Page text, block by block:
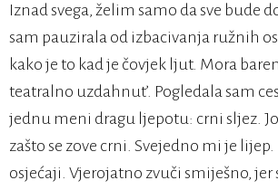
Iznad svega, želim samo da sve bude
sam pauzirala od izbacivanja ružnih
kako je to kad je čovjek ljut. Mora
teatralno uzdahnut’. Pogledala sam
jednu meni dragu ljepotu: crni sljez.
zašto se zove crni. Svejedno mi je
osjećaji. Vjerojatno zvuči smiješno, jer